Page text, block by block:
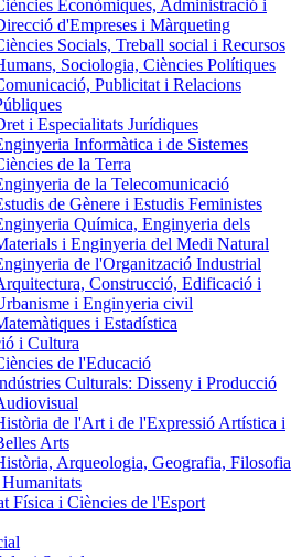
Econòmiques, Administració i
d'Empreses i Màrqueting
Socials, Treball social i Recursos
Sociologia, Ciències Polítiques
Publicitat i Relacions
i Especialitats Jurídiques
Informàtica i de Sistemes
de la Terra
de la Telecomunicació
de Gènere i Estudis Feministes
Química, Enginyeria dels
i Enginyeria del Medi Natural
de l'Organització Industrial
Construcció, Edificació i
i Enginyeria civil
i Estadística
i Cultura
de l'Educació
Culturals: Disseny i Producció
de l'Art i de l'Expressió Artística i
Arts
Arqueologia, Geografia, Filosofia
Física i Ciències de l'Esport